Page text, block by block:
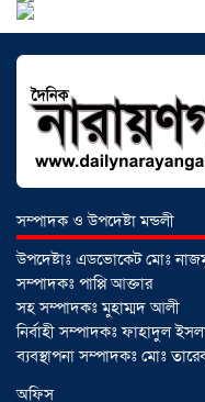
সম্পাদক ও উপদেষ্টা মন্ডলী
উপদেষ্টাঃ এডভোকেট মোঃ
সম্পাদকঃ পাপ্পি আক্তার
সহ সম্পাদকঃ মুহাম্মদ আলী
নির্বাহী সম্পাদকঃ ফাহাদুল
ব্যবস্থাপনা সম্পাদকঃ মোঃ
অফিস